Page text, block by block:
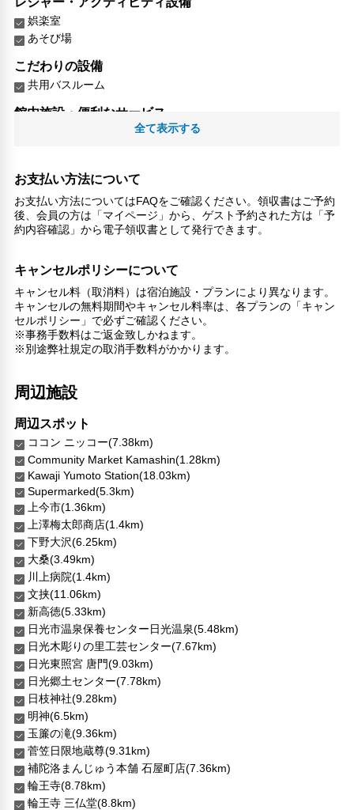
娯楽室
あそび場
こだわりの設備
共用バスルーム
館内施設・便利なサービス
英語
日本語
その他サービス
ロッカー
共用ラウンジ/TVエリア
24時間セキュリティ
コンタクトレス チェックイン/チェックアウト
医師/看護師 オンコール待機
リネン・衣類の湯洗い
共用筆記用具の設置なし
キャッシュレス支払いサービス
全て表示する
お支払い方法について
お支払い方法についてはFAQをご確認ください。領収書はご予約
後、会員の方は「マイページ」から、ゲスト予約された方は「予
約内容確認」から電子領収書として発行できます。
キャンセルポリシーについて
キャンセル料（取消料）は宿泊施設・プランにより異なります。
キャンセルの無料期間やキャンセル料率は、各プランの「キャン
セルポリシー」で必ずご確認ください。
※事務手数料はご返金致しかねます。
※別途弊社規定の取消手数料がかかります。
周辺施設
周辺スポット
ココン ニッコー(7.38km)
Community Market Kamashin(1.28km)
Kawaji Yumoto Station(18.03km)
Supermarked(5.3km)
上今市(1.36km)
上澤梅太郎商店(1.4km)
下野大沢(6.25km)
大桑(3.49km)
川上病院(1.4km)
文挟(11.06km)
新高徳(5.33km)
日光市温泉保養センター日光温泉(5.48km)
日光木彫りの里工芸センター(7.67km)
日光東照宮 唐門(9.03km)
日光郷土センター(7.78km)
日枝神社(9.28km)
明神(6.5km)
玉簾の滝(9.36km)
菅笠日限地蔵尊(9.31km)
補陀洛まんじゅう本舗 石屋町店(7.36km)
輪王寺(8.78km)
輪王寺 三仏堂(8.8km)